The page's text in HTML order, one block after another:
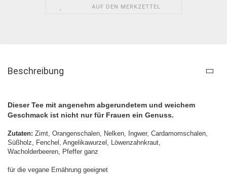
AUF DEN MERKZETTEL
Beschreibung
Dieser Tee mit angenehm abgerundetem und weichem
Geschmack ist nicht nur für Frauen ein Genuss.
Zutaten: Zimt, Orangenschalen, Nelken, Ingwer, Cardamomschalen,
Süßholz, Fenchel, Angelikawurzel, Löwenzahnkraut,
Wacholderbeeren, Pfeffer ganz
für die vegane Ernährung geeignet